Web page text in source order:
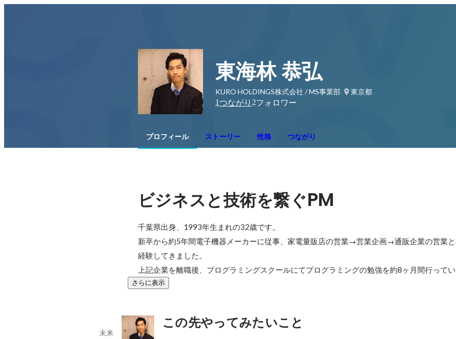
東海林 恭弘
KURO HOLDINGS株式会社 / MS事業部
東京都
1つながり 2フォロワー
プロフィール ストーリー 性格 つながり
ビジネスと技術を繋ぐPM
千葉県出身、1993年生まれの32歳です。
新卒から約5年間電子機器メーカーに従事、家電量販店の営業→営業企画→通販企業の営業
経験してきました。
上記企業を離職後、プログラミングスクールにてプログラミングの勉強を約8ヶ月間行って
さらに表示
この先やってみたいこと
未来